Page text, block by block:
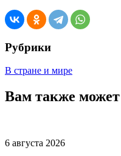
Рубрики
В стране и мире
Вам также
6 августа 2026